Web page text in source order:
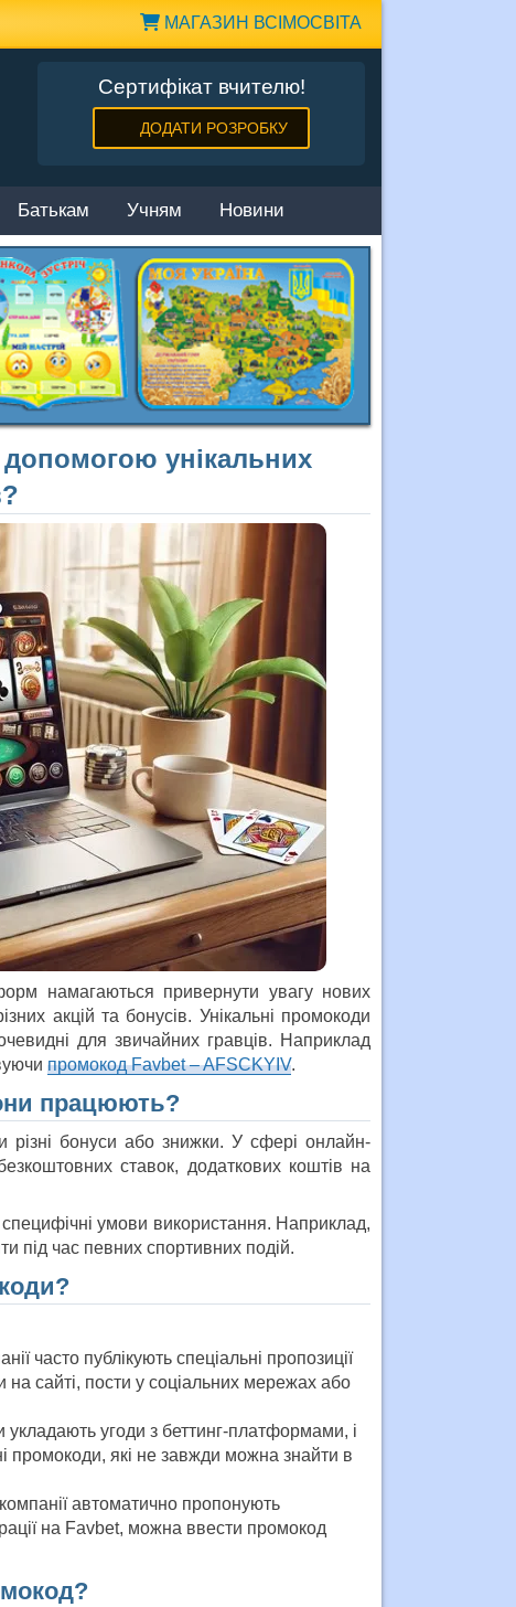
МАГАЗИН ВСІМОСВІТА
Сертифікат вчителю!
ДОДАТИ РОЗРОБКУ
Батькам Учням Новини
унікальних
намагаються привернути увагу нових
акцій та бонусів. Унікальні промокоди
для звичайних гравців. Наприклад
промокод Favbet – AFSCKYIV.
працюють?
різні бонуси або знижки. У сфері онлайн-
ставок, додаткових коштів на
умови використання. Наприклад,
під час певних спортивних подій.
часто публікують спеціальні пропозиції
сайті, пости у соціальних мережах або
укладають угоди з беттинг-платформами, і
промокоди, які не завжди можна знайти в
автоматично пропонують
на Favbet, можна ввести промокод